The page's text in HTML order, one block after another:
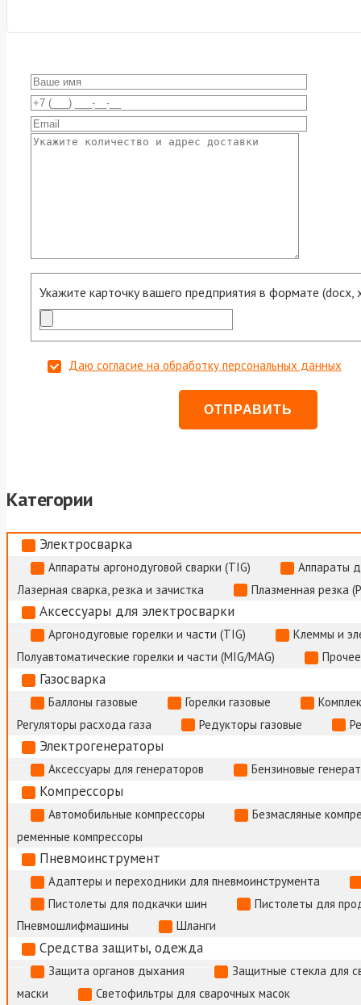
Укажите карточку вашего предприятия в формате (docx,
Даю согласие на обработку персональных данных
Категории
Электросварка
Аппараты аргонодуговой сварки (TIG)
Аппараты
Лазерная сварка, резка и зачистка
Плазменная резка
Аксессуары для электросварки
Аргонодуговые горелки и части (TIG)
Клеммы и
Полуавтоматические горелки и части (MIG/MAG)
Газосварка
Баллоны газовые Горелки газовые
Регуляторы расхода газа
Редукторы газовые
Электрогенераторы
Аксессуары для генераторов Бензиновые
Компрессоры
Автомобильные компрессоры
Безмасляные
ременные компрессоры
Пневмоинструмент
Адаптеры и переходники для пневмоинструмента
Пистолеты для подкачки шин
Пистолеты для
Пневмошлифмашины
Шланги
Средства защиты, одежда
Защита органов дыхания
Защитные стекла для
маски
Светофильтры для сварочных масок